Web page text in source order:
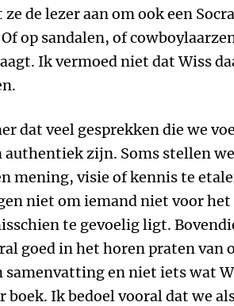
de lezer aan om ook een
op sandalen, of
Ik vermoed niet dat Wiss
dat veel gesprekken die we
authentiek zijn. Soms stellen
mening, visie of kennis te
niet om iemand niet voor
te gevoelig ligt.
goed in het horen praten van
en niet iets wat
Ik bedoel vooral dat we